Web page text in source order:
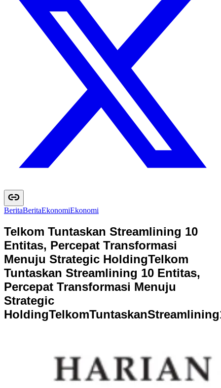
BeritaBeritaEkonomiEkonomi
Telkom Tuntaskan Streamlining 10
Entitas, Percepat Transformasi
Menuju Strategic HoldingTelkom
Tuntaskan Streamlining 10 Entitas,
Percepat Transformasi Menuju
Strategic
HoldingTelkomTuntaskanStreamlining